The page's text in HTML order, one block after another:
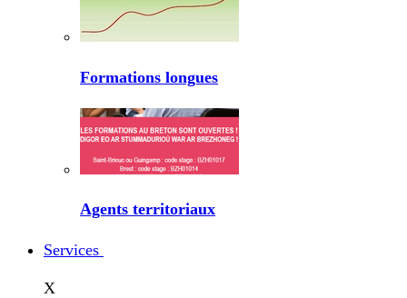
Formations longues
Agents territoriaux
Services
X